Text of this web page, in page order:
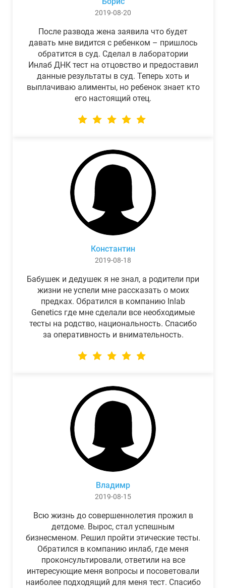
2019-08-20
После развода жена заявила что будет
давать мне видится с ребенком – пришлось
обратится в суд. Сделал в лаборатории
Инлаб ДНК тест на отцовство и предоставил
данные результаты в суд. Теперь хоть и
выплачиваю алименты, но ребенок знает кто
его настоящий отец.
Константин
2019-08-18
Бабушек и дедушек я не знал, а родители при
жизни не успели мне рассказать о моих
предках. Обратился в компанию Inlab
Genetics где мне сделали все необходимые
тесты на родство, национальность. Спасибо
за оперативность и внимательность.
Владимр
2019-08-15
Всю жизнь до совершеннолетия прожил в
детдоме. Вырос, стал успешным
бизнесменом. Решил пройти этические тесты.
Обратился в компанию инлаб, где меня
проконсультировали, ответили на все
интересующие меня вопросы и посоветовали
наиболее подходящий для меня тест. Спасибо